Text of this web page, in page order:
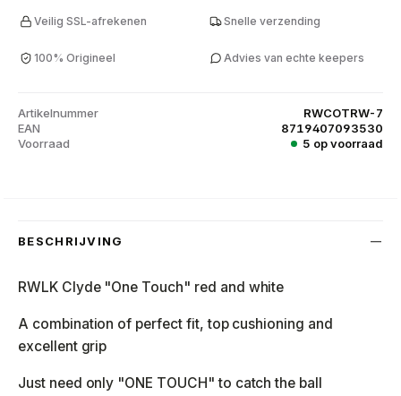
Veilig SSL-afrekenen Snelle verzending
100% Origineel Advies van echte keepers
Artikelnummer
RWCOTRW-7
EAN
8719407093530
Voorraad
5 op voorraad
BESCHRIJVING
RWLK Clyde "One Touch" red and white
A combination of perfect fit, top cushioning and
excellent grip
Just need only "ONE TOUCH" to catch the ball